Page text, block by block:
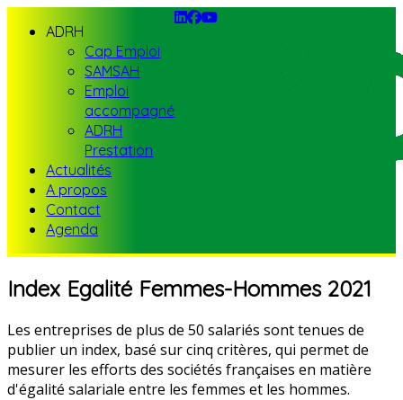
ADRH
Cap Emploi
SAMSAH
Emploi
accompagné
ADRH
Prestation
Actualités
A propos
Contact
Agenda
Index Egalité Femmes-Hommes 2021
Les entreprises de plus de 50 salariés sont tenues de
publier un index, basé sur cinq critères, qui permet de
mesurer les efforts des sociétés françaises en matière
d'égalité salariale entre les femmes et les hommes.